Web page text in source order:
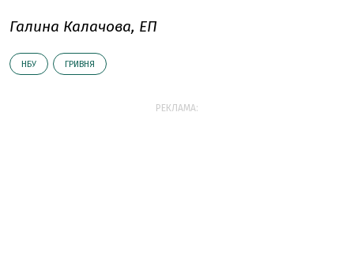
Галина Калачова, ЕП
НБУ ГРИВНЯ
РЕКЛАМА: